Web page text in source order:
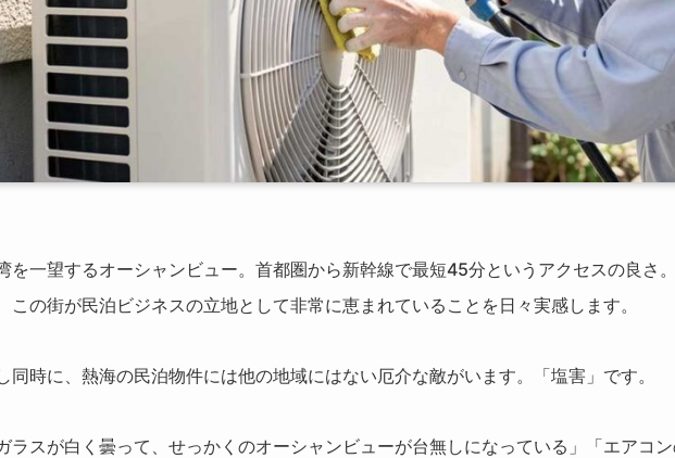
を一望するオーシャンビュー。首都圏から新幹線で最短45分というアクセスの良さ
この街が民泊ビジネスの立地として非常に恵まれていることを日々実感します。
同時に、熱海の民泊物件には他の地域にはない厄介な敵がいます。「塩害」です。
ラスが白く曇って、せっかくのオーシャンビューが台無しになっている」「エアコ